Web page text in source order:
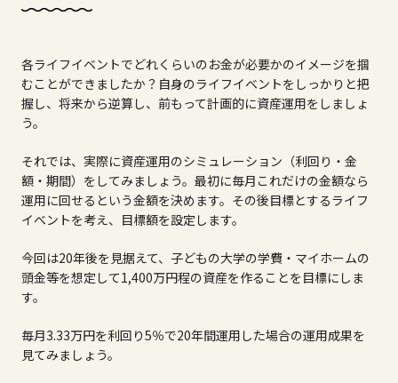
各ライフイベントでどれくらいのお金が必要かのイメージを掴
むことができましたか？自身のライフイベントをしっかりと把
握し、将来から逆算し、前もって計画的に資産運用をしましょ
う。
それでは、実際に資産運用のシミュレーション（利回り・金
額・期間）をしてみましょう。最初に毎月これだけの金額なら
運用に回せるという金額を決めます。その後目標とするライフ
イベントを考え、目標額を設定します。
今回は20年後を見据えて、子どもの大学の学費・マイホームの
頭金等を想定して1,400万円程の資産を作ることを目標にしま
す。
毎月3.33万円を利回り5％で20年間運用した場合の運用成果を
見てみましょう。